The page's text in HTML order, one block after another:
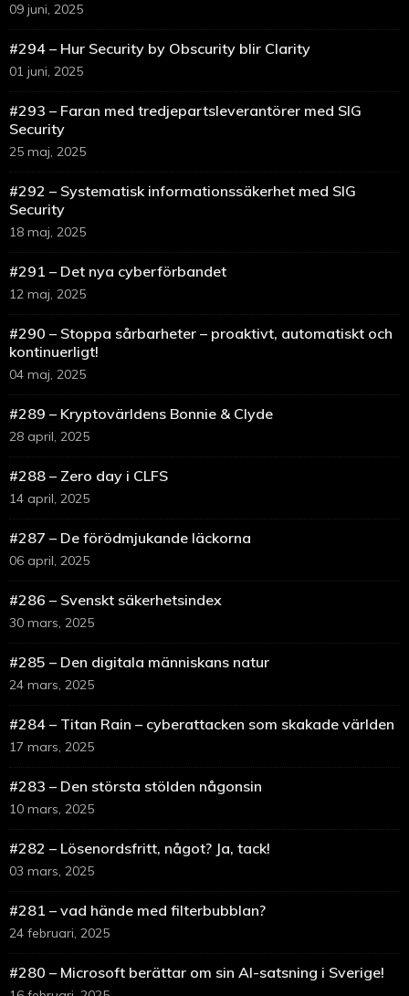
09 juni, 2025
#294 – Hur Security by Obscurity blir Clarity
01 juni, 2025
#293 – Faran med tredjepartsleverantörer med SIG
Security
25 maj, 2025
#292 – Systematisk informationssäkerhet med SIG
Security
18 maj, 2025
#291 – Det nya cyberförbandet
12 maj, 2025
#290 – Stoppa sårbarheter – proaktivt, automatiskt och
kontinuerligt!
04 maj, 2025
#289 – Kryptovärldens Bonnie & Clyde
28 april, 2025
#288 – Zero day i CLFS
14 april, 2025
#287 – De förödmjukande läckorna
06 april, 2025
#286 – Svenskt säkerhetsindex
30 mars, 2025
#285 – Den digitala människans natur
24 mars, 2025
#284 – Titan Rain – cyberattacken som skakade världen
17 mars, 2025
#283 – Den största stölden någonsin
10 mars, 2025
#282 – Lösenordsfritt, något? Ja, tack!
03 mars, 2025
#281 – vad hände med filterbubblan?
24 februari, 2025
#280 – Microsoft berättar om sin AI-satsning i Sverige!